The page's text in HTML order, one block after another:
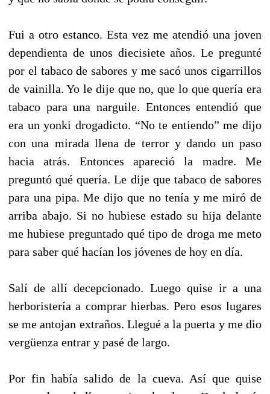
Fui a otro estanco. Esta vez me atendió una joven
dependienta de unos diecisiete años. Le pregunté
por el tabaco de sabores y me sacó unos cigarrillos
de vainilla. Yo le dije que no, que lo que quería era
tabaco para una narguile. Entonces entendió que
era un yonki drogadicto. “No te entiendo” me dijo
con una mirada llena de terror y dando un paso
hacia atrás. Entonces apareció la madre. Me
preguntó qué quería. Le dije que tabaco de sabores
para una pipa. Me dijo que no tenía y me miró de
arriba abajo. Si no hubiese estado su hija delante
me hubiese preguntado qué tipo de droga me meto
para saber qué hacían los jóvenes de hoy en día.
Salí de allí decepcionado. Luego quise ir a una
herboristería a comprar hierbas. Pero esos lugares
se me antojan extraños. Llegué a la puerta y me dio
vergüenza entrar y pasé de largo.
Por fin había salido de la cueva. Así que quise